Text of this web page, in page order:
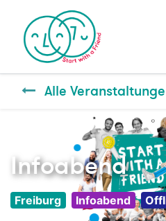
Alle
Infoabend
Freiburg Infoabend